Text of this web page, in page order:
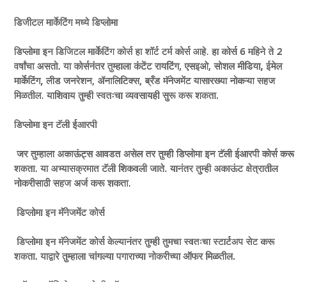
डिजीटल मार्केटिंग मध्ये डिप्लोमा
डिप्लोमा इन डिजिटल मार्केटिंग कोर्स हा शॉर्ट टर्म कोर्स आहे. हा कोर्स 6 महिने ते 2
वर्षांचा असतो. या कोर्सनंतर तुम्हाला कंटेंट रायटिंग, एसइओ, सोशल मीडिया, ईमेल
मार्केटिंग, लीड जनरेशन, ॲनालिटिक्स, ब्रँड मॅनेजमेंट यासारख्या नोकऱ्या सहज
मिळतील. याशिवाय तुम्ही स्वतःचा व्यवसायही सुरू करू शकता.
डिप्लोमा इन टॅली ईआरपी
जर तुम्हाला अकाऊंट्स आवडत असेल तर तुम्ही डिप्लोमा इन टॅली ईआरपी कोर्स करू
शकता. या अभ्यासक्रमात टॅली शिकवली जाते. यानंतर तुम्ही अकाऊंट क्षेत्रातील
नोकरीसाठी सहज अर्ज करू शकता.
डिप्लोमा इन मॅनेजमेंट कोर्स
डिप्लोमा इन मॅनेजमेंट कोर्स केल्यानंतर तुम्ही तुमचा स्वतःचा स्टार्टअप सेट करू
शकता. याद्वारे तुम्हाला चांगल्या पगाराच्या नोकरीच्या ऑफर मिळतील.